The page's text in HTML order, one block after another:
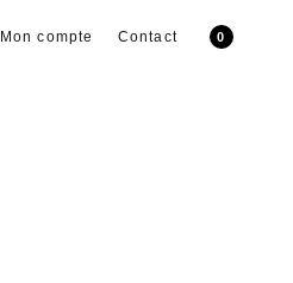
Mon compte Contact 0